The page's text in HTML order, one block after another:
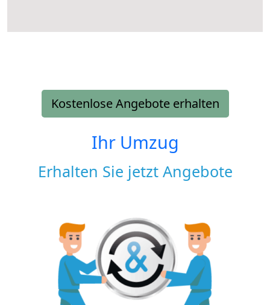
Kostenlose Angebote erhalten
Ihr Umzug
Erhalten Sie jetzt Angebote